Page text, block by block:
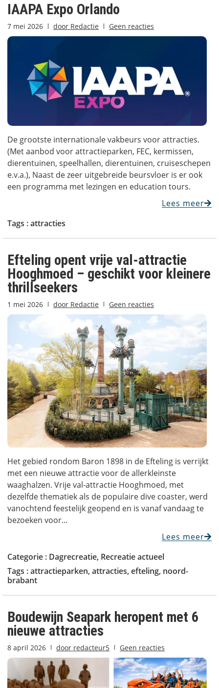
IAAPA Expo Orlando
7 mei 2026 door Redactie Geen reacties
De grootste internationale vakbeurs voor attracties.
(Met aanbod voor attractieparken, FEC, kermissen,
dierentuinen, speelhallen, dierentuinen, cruiseschepen
e.v.a.), Naast de zeer uitgebreide beursvloer is er ook
een programma met lezingen en education tours.
Lees meer
Tags :attracties
Efteling opent vrije val-attractie
Hooghmoed – geschikt voor kleinere
thrillseekers
1 mei 2026 door Redactie Geen reacties
Het gebied rondom Baron 1898 in de Efteling is verrijkt
met een nieuwe attractie voor de allerkleinste
waaghalzen. Vrije val-attractie Hooghmoed, met
dezelfde thematiek als de populaire dive coaster, werd
vanochtend feestelijk geopend en is vanaf vandaag te
bezoeken voor...
Lees meer
Categorie : Dagrecreatie, Recreatie actueel
Tags :attractieparken, attracties, efteling, noord-
brabant
Boudewijn Seapark heropent met 6
nieuwe attracties
8 april 2026 door redacteur5 Geen reacties